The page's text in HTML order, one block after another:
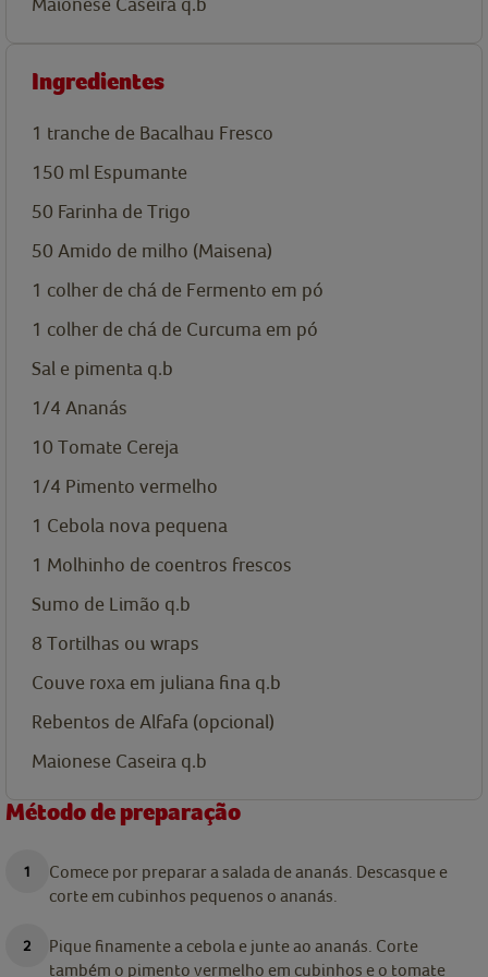
Ingredientes
1 tranche de Bacalhau Fresco
150 ml Espumante
50 Farinha de Trigo
50 Amido de milho (Maisena)
1 colher de chá de Fermento em pó
1 colher de chá de Curcuma em pó
Sal e pimenta q.b
1/4 Ananás
10 Tomate Cereja
1/4 Pimento vermelho
1 Cebola nova pequena
1 Molhinho de coentros frescos
Sumo de Limão q.b
8 Tortilhas ou wraps
Couve roxa em juliana fina q.b
Rebentos de Alfafa (opcional)
Maionese Caseira q.b
Método de preparação
Comece por preparar a salada de ananás. Descasque e
corte em cubinhos pequenos o ananás.
Pique finamente a cebola e junte ao ananás. Corte
também o pimento vermelho em cubinhos e o tomate